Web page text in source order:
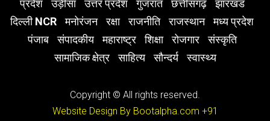
प्रदेश
उड़ीसा उत्तर प्रदेश गुजरात छत्तीसगढ़
झारखंड
दिल्ली NCR
मनोरंजन रक्षा राजनीति राजस्थान
मध्य प्रदेश
पंजाब
संपादकीय महाराष्ट्र शिक्षा रोजगार
संस्कृति
सामाजिक क्षेत्र
साहित्य सौन्दर्य स्वास्थ्य
Copyright © All rights reserved.
Website Design By Bootalpha.com +91